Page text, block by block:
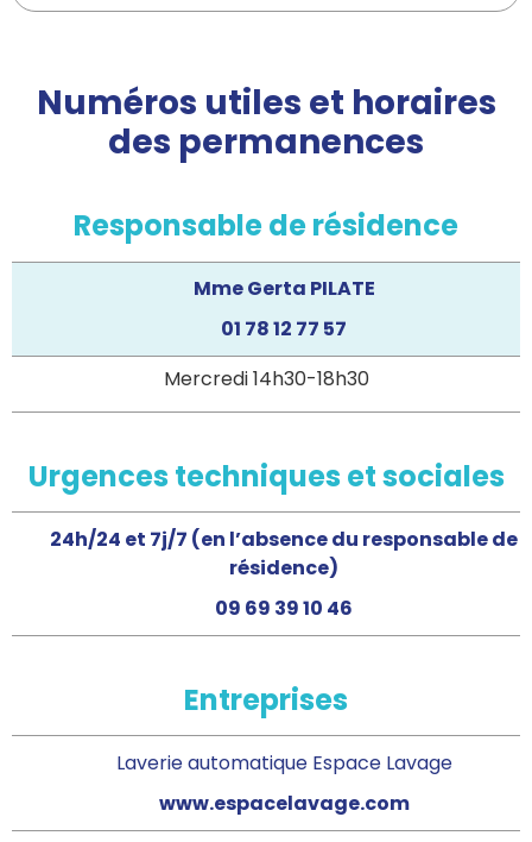
Numéros utiles et horaires
des permanences
Responsable de résidence
Mme Gerta PILATE
01 78 12 77 57
Mercredi 14h30-18h30
Urgences techniques et sociales
24h/24 et 7j/7 (en l’absence du responsable de
résidence)
09 69 39 10 46
Entreprises
Laverie automatique Espace Lavage
www.espacelavage.com